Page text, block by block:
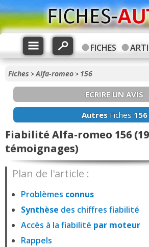
FICHES
Fiches >Alfa-romeo > 156
ECRIRE UN AVIS
AutresFiches 156
Fiabilité Alfa-romeo 156
témoignages)
Plan de l'article :
Problèmes connus
Synthèse des chiffres fiabilité
Accès à la fiabilité par moteur
Rappels